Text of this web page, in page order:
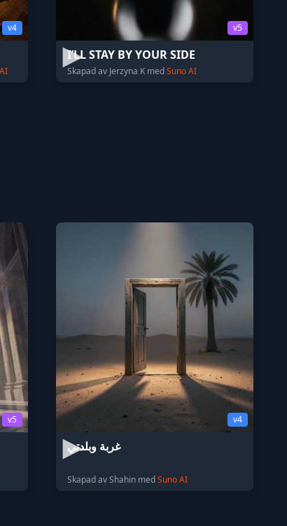
v4 v5
I’LL STAY BY YOUR SIDE
Skapad av Jerzyna K medSuno AI
v5 v4
غربة وبلدتي
Skapad av Shahin medSuno AI